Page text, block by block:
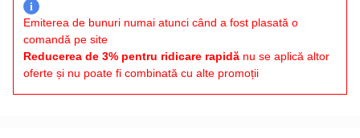
i
Emiterea de bunuri numai atunci când a fost plasată o
comandă pe site
Reducerea de 3% pentru ridicare rapidă nu se aplică altor
oferte și nu poate fi combinată cu alte promoții